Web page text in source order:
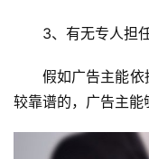
3、有无专人担
假如广告主能
较靠谱的，广告主能